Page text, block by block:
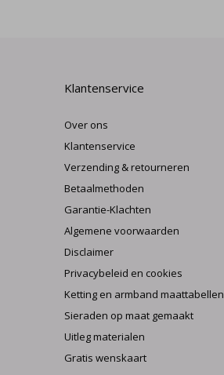
Klantenservice
Over ons
Klantenservice
Verzending & retourneren
Betaalmethoden
Garantie-Klachten
Algemene voorwaarden
Disclaimer
Privacybeleid en cookies
Ketting en armband maattabellen
Sieraden op maat gemaakt
Uitleg materialen
Gratis wenskaart